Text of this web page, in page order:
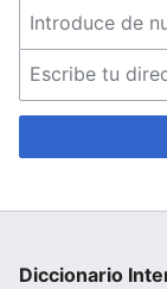
Abrir menú
Diccionario